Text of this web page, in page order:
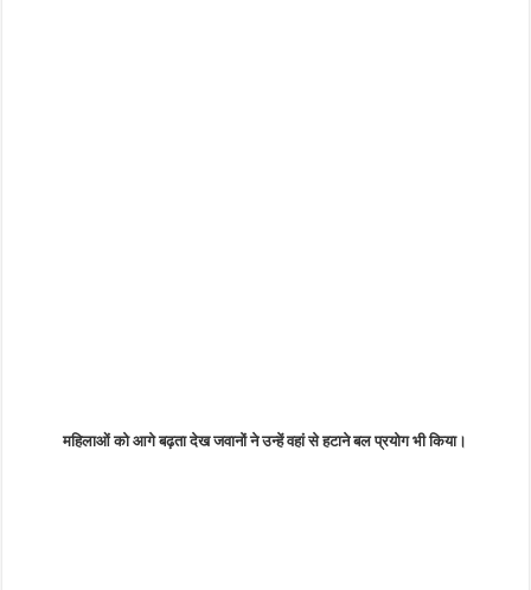
महिलाओं को आगे बढ़ता देख जवानों ने उन्हें वहां से हटाने बल प्रयोग भी किया।